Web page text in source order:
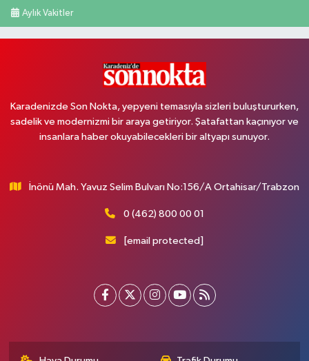
Aylık Vakitler
Karadenizde Son Nokta, yepyeni temasıyla sizleri buluştururken,
sadelik ve modernizmi bir araya getiriyor. Şatafattan kaçınıyor ve
insanlara haber okuyabilecekleri bir altyapı sunuyor.
İnönü Mah. Yavuz Selim Bulvarı No:156/A Ortahisar/Trabzon
0 (462) 800 00 01
[email protected]